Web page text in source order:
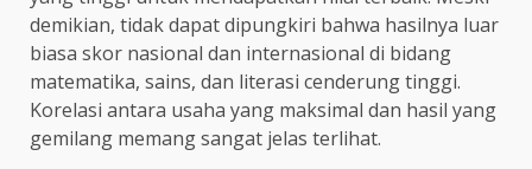
demikian, tidak dapat dipungkiri bahwa hasilnya luar
biasa skor nasional dan internasional di bidang
matematika, sains, dan literasi cenderung tinggi.
Korelasi antara usaha yang maksimal dan hasil yang
gemilang memang sangat jelas terlihat.